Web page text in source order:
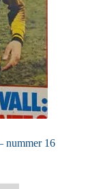
nummer 16